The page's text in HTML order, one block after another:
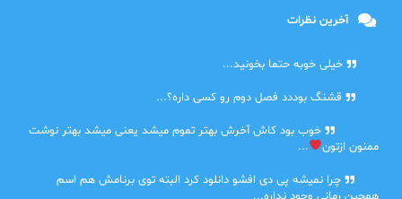
آخرین نظرات
خیلی خوبه حتما بخونید...
قشنگ بوددد فصل دوم رو کسی داره؟...
خوب بود کاش آخرش بهتر تموم میشد یعنی میشد بهتر نوشت
ممنون ازتون
...
چرا نمیشه پی دی افشو دانلود کرد البته توی برنامش هم اسم